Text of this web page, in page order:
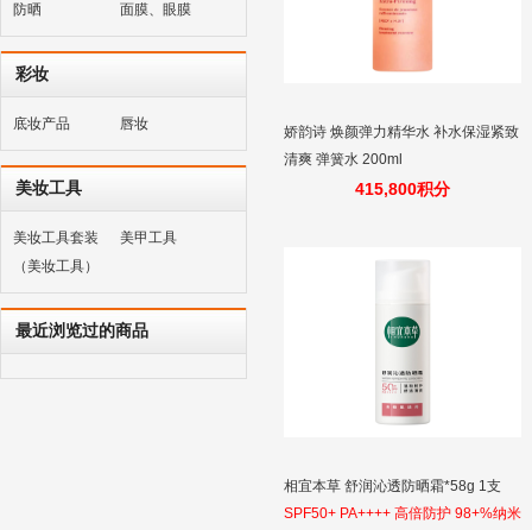
防晒
面膜、眼膜
彩妆
底妆产品 唇妆
美妆工具
美妆工具套装
（美妆工具）
美甲工具
最近浏览过的商品
娇韵诗 焕颜弹力精华水 补水保湿紧致
清爽 弹簧水 200ml
415,800积分
相宜本草 舒润沁透防晒霜*58g 1支
SPF50+ PA++++ 高倍防护 98+%纳米